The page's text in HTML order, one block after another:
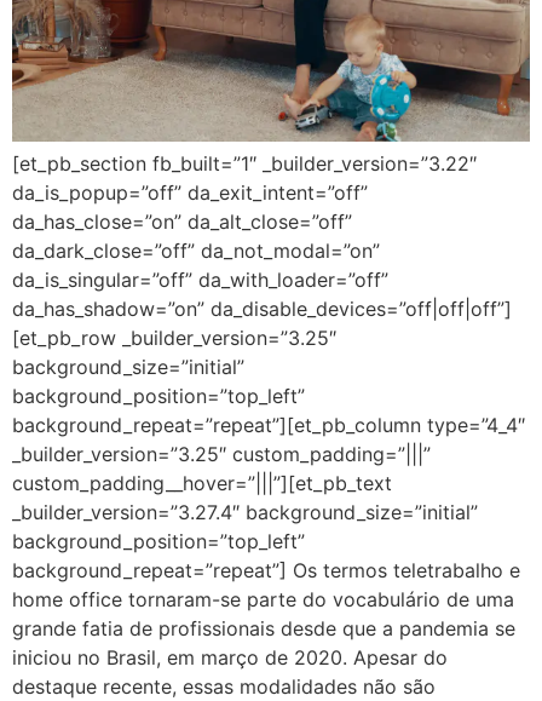
[et_pb_section fb_built=”1″ _builder_version=”3.22″
da_is_popup=”off” da_exit_intent=”off”
da_has_close=”on” da_alt_close=”off”
da_dark_close=”off” da_not_modal=”on”
da_is_singular=”off” da_with_loader=”off”
da_has_shadow=”on” da_disable_devices=”off|off|off”]
[et_pb_row _builder_version=”3.25″
background_size=”initial”
background_position=”top_left”
background_repeat=”repeat”][et_pb_column type=”4_4″
_builder_version=”3.25″ custom_padding=”|||”
custom_padding__hover=”|||”][et_pb_text
_builder_version=”3.27.4″ background_size=”initial”
background_position=”top_left”
background_repeat=”repeat”] Os termos teletrabalho e
home office tornaram-se parte do vocabulário de uma
grande fatia de profissionais desde que a pandemia se
iniciou no Brasil, em março de 2020. Apesar do
destaque recente, essas modalidades não são